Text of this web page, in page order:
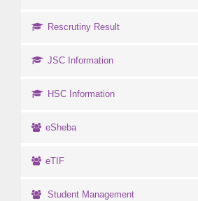
Rescrutiny Result
JSC Information
HSC Information
eSheba
eTIF
Student Management